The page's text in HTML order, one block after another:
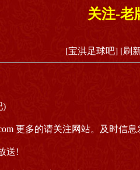
关注-老
[宝淇足球吧] [刷
)
更多的请关注网站。及时信息
送!